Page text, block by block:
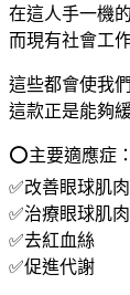
勞
眼
水
數
量
在這人手一機
而現有社會工
這些都會使我
這款正是能夠
⭕️主要適應症：
✅改善眼球肌
✅治療眼球肌
✅去紅血絲
✅促進代謝